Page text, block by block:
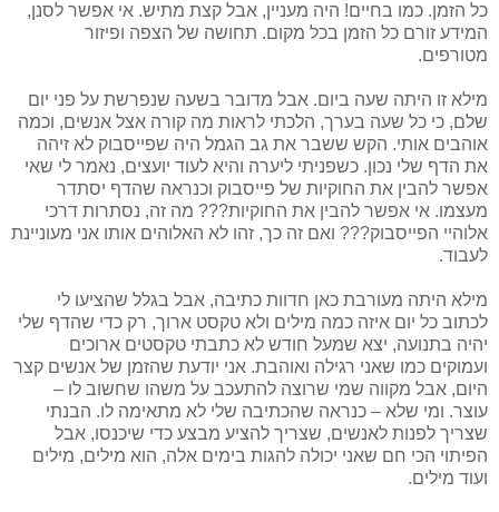
כל הזמן. כמו בחיים! היה מעניין, אבל קצת מתיש. אי אפשר לסנן,
המידע זורם כל הזמן בכל מקום. תחושה של הצפה ופיזור
מטורפים.
מילא זו היתה שעה ביום. אבל מדובר בשעה שנפרשת על פני יום
שלם, כי כל שעה בערך, הלכתי לראות מה קורה אצל אנשים, וכמה
אוהבים אותי. הקש ששבר את גב הגמל היה שפייסבוק לא זיהה
את הדף שלי נכון. כשפניתי ליערה והיא לעוד יועצים, נאמר לי שאי
אפשר להבין את החוקיות של פייסבוק וכנראה שהדף יסתדר
מעצמו. אי אפשר להבין את החוקיות??? מה זה, נסתרות דרכי
אלוהיי הפייסבוק??? ואם זה כך, זהו לא האלוהים אותו אני מעוניינת
לעבוד.
מילא היתה מעורבת כאן חדוות כתיבה, אבל בגלל שהציעו לי
לכתוב כל יום איזה כמה מילים ולא טקסט ארוך, רק כדי שהדף שלי
יהיה בתנועה, יצא שמעל חודש לא כתבתי טקסטים ארוכים
ועמוקים כמו שאני רגילה ואוהבת. אני יודעת שהזמן של אנשים קצר
היום, אבל מקווה שמי שרוצה להתעכב על משהו שחשוב לו –
עוצר. ומי שלא – כנראה שהכתיבה שלי לא מתאימה לו. הבנתי
שצריך לפנות לאנשים, שצריך להציע מבצע כדי שיכנסו, אבל
הפיתוי הכי חם שאני יכולה להגות בימים אלה, הוא מילים, מילים
ועוד מילים.